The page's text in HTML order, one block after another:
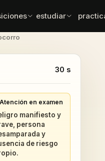
por cuerpo
estudiar
para fijar
test exprés
comprueba que se queda
30 s
Atención en examen
manifiesto y
persona
y
de riesgo